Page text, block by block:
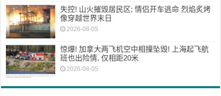
失控! 山火摧毁居民区; 情侣开车逃命 烈焰炙烤
像穿越世界末日
2026-08-05
惊爆! 加拿大两飞机空中相撞坠毁! 上海起飞航
班也出险情, 仅相距20米
2026-08-05